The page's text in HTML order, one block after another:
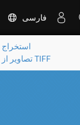
فارسی
استخراج
تصاویر از TIFF